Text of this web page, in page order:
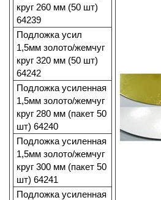
круг 260 мм (50 шт)
64239
Подложка усил
1,5мм золото/жемчуг
круг 320 мм (50 шт)
64242
Подложка усиленная
1,5мм золото/жемчуг
круг 280 мм (пакет 50
шт) 64240
Подложка усиленная
1,5мм золото/жемчуг
круг 300 мм (пакет 50
шт) 64241
Подложка усиленная